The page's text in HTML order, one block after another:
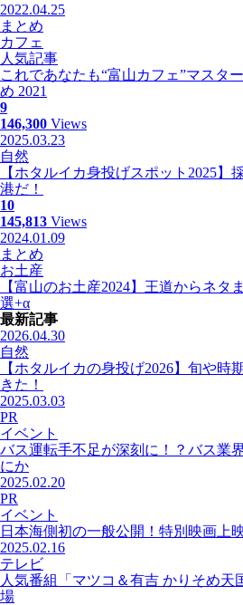
2022.04.25
まとめ
カフェ
人気記事
これであなたも“富山カフェ”マスタ
め 2021
9
146,300 Views
2025.03.23
自然
【ホタルイカ身投げスポット2025】
港だ！
10
145,813 Views
2024.01.09
まとめ
お土産
【富山のお土産2024】王道からネタ
選+α
最新記事
2026.04.30
自然
【ホタルイカの身投げ2026】旬や時
きた！
2025.03.03
PR
イベント
バス運転手不足が深刻に！？バス業
にか
2025.02.20
PR
イベント
日本海側初の一般公開！特別映画上
2025.02.16
テレビ
人気番組「マツコ＆有吉 かりそめ天
場